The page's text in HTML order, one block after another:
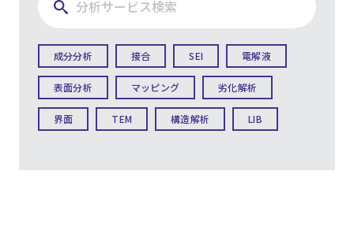
成分分析 接合 SEI 電解液
表面分析 マッピング 劣化解析
界面 TEM 構造解析 LIB